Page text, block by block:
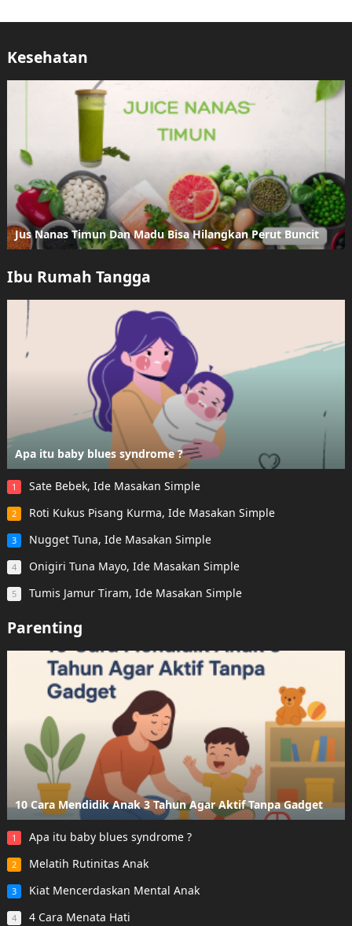
Kesehatan
Jus Nanas Timun Dan Madu Bisa Hilangkan Perut Buncit
Ibu Rumah Tangga
Apa itu baby blues syndrome ?
1 Sate Bebek, Ide Masakan Simple
2 Roti Kukus Pisang Kurma, Ide Masakan Simple
3 Nugget Tuna, Ide Masakan Simple
4 Onigiri Tuna Mayo, Ide Masakan Simple
5 Tumis Jamur Tiram, Ide Masakan Simple
Parenting
10 Cara Mendidik Anak 3 Tahun Agar Aktif Tanpa Gadget
1 Apa itu baby blues syndrome ?
2 Melatih Rutinitas Anak
3 Kiat Mencerdaskan Mental Anak
4 4 Cara Menata Hati